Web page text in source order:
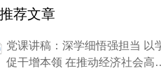
推荐文章
党课讲稿：深学细悟强担当 以学
促干增本领 在推动经济社会高